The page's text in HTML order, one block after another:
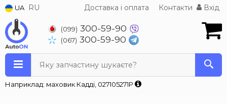
UA RU Доставка і оплата Контакти Вхід
(099) 300-59-90
(067) 300-59-90
Яку запчастину шукаєте?
Наприклад: маховик Кадді, 027105271P